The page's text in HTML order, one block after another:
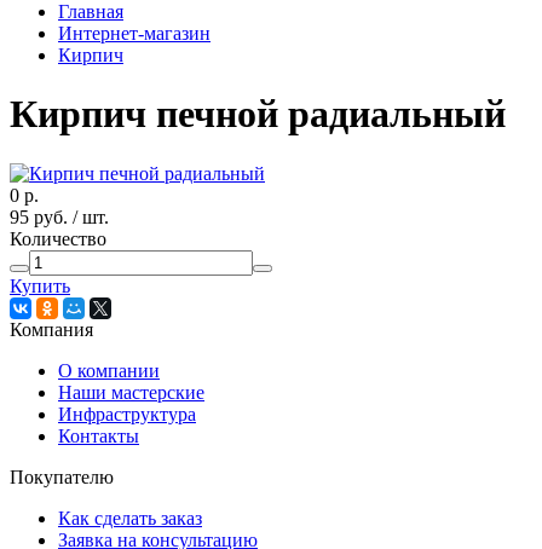
Главная
Интернет-магазин
Кирпич
Кирпич печной радиальный
0 р.
95 руб. / шт.
Количество
Купить
Компания
О компании
Наши мастерские
Инфраструктура
Контакты
Покупателю
Как сделать заказ
Заявка на консультацию